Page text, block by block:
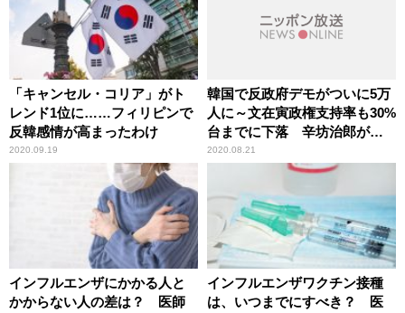
「キャンセル・コリア」がト
レンド1位に……フィリピンで
反韓感情が高まったわけ
2020.09.19
韓国で反政府デモがついに5万
人に～文在寅政権支持率も30%
台までに下落 辛坊治郎が言
及
2020.08.21
インフルエンザにかかる人と
かからない人の差は？ 医師
インフルエンザワクチン接種
は、いつまでにすべき？ 医